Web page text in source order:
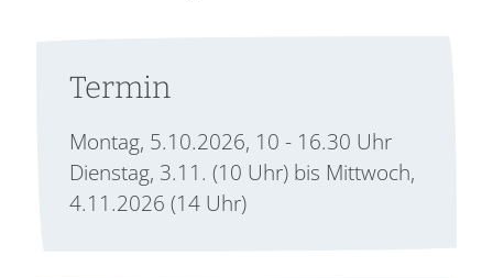
Termin
Montag, 5.10.2026, 10 - 16.30 Uhr
Dienstag, 3.11. (10 Uhr) bis Mittwoch,
4.11.2026 (14 Uhr)